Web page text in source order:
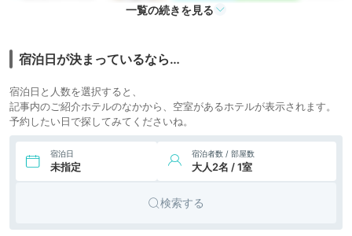
icotto
一覧の続きを見る
宿泊日が決まっているなら…
宿泊日と人数を選択すると、
記事内のご紹介ホテルのなかから、空室があるホテルが表示されます。
予約したい日で探してみてくださいね。
宿泊日
未指定
宿泊者数 / 部屋数
大人2名 / 1室
検索する